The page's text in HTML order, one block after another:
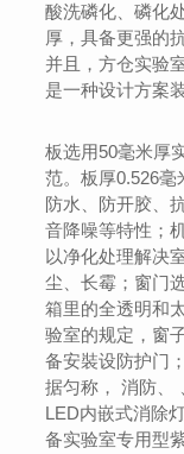
酸洗磷化、磷化
厚，具备更强的
并且，方仓实验
是一种设计方案
板选用50毫米厚
范。板厚0.526毫
防水、防开胶、
音降噪等特性；
以净化处理解决
尘、长霉；窗门
箱里的全透明和
验室的规定，窗
备安裝设防护门
据匀称， 消防、
LED内嵌式消除
备实验室专用型